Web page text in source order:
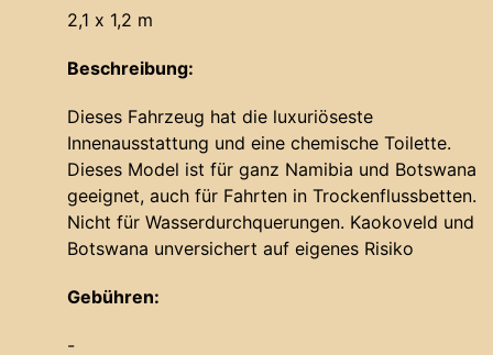
2,1 x 1,2 m
Beschreibung:
Dieses Fahrzeug hat die luxuriöseste
Innenausstattung und eine chemische Toilette.
Dieses Model ist für ganz Namibia und Botswana
geeignet, auch für Fahrten in Trockenflussbetten.
Nicht für Wasserdurchquerungen. Kaokoveld und
Botswana unversichert auf eigenes Risiko
Gebühren:
-